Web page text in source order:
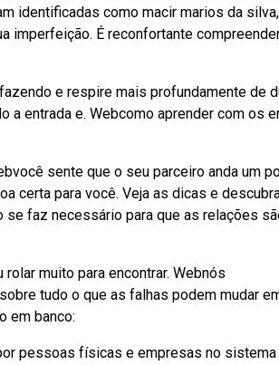
identificadas como macir marios da
imperfeição. É reconfortante
e respire mais profundamente de
a entrada e. Webcomo aprender com os
sente que o seu parceiro anda um
certa para você. Veja as dicas e
faz necessário para que as relações
muito para encontrar. Webnós
tudo o que as falhas podem mudar
em banco:
pessoas físicas e empresas no